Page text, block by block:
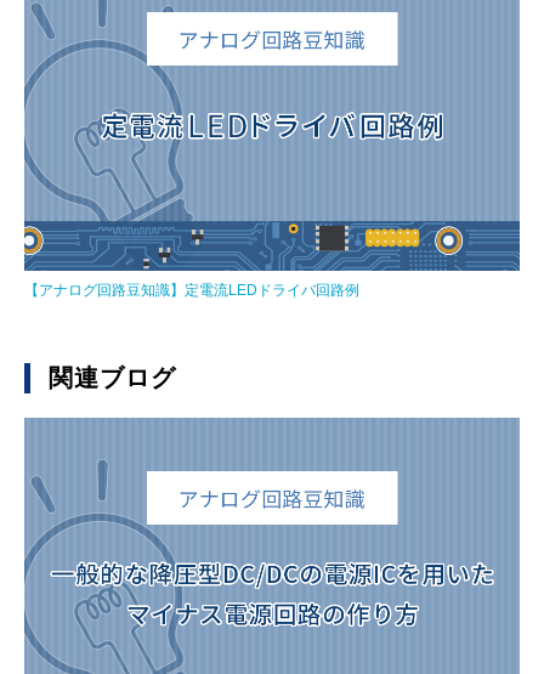
【アナログ回路豆知識】定電流LEDドライバ回路例
関連ブログ